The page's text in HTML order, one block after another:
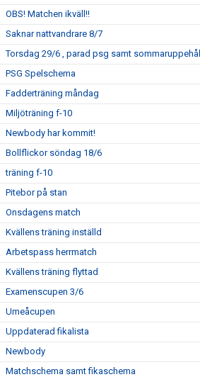
OBS! Matchen ikväll!!
Saknar nattvandrare 8/7
Torsdag 29/6 , parad psg samt sommaruppehåll
PSG Spelschema
Fadderträning måndag
Miljöträning f-10
Newbody har kommit!
Bollflickor söndag 18/6
träning f-10
Pitebor på stan
Onsdagens match
Kvällens träning inställd
Arbetspass herrmatch
Kvällens träning flyttad
Examenscupen 3/6
Umeåcupen
Uppdaterad fikalista
Newbody
Matchschema samt fikaschema